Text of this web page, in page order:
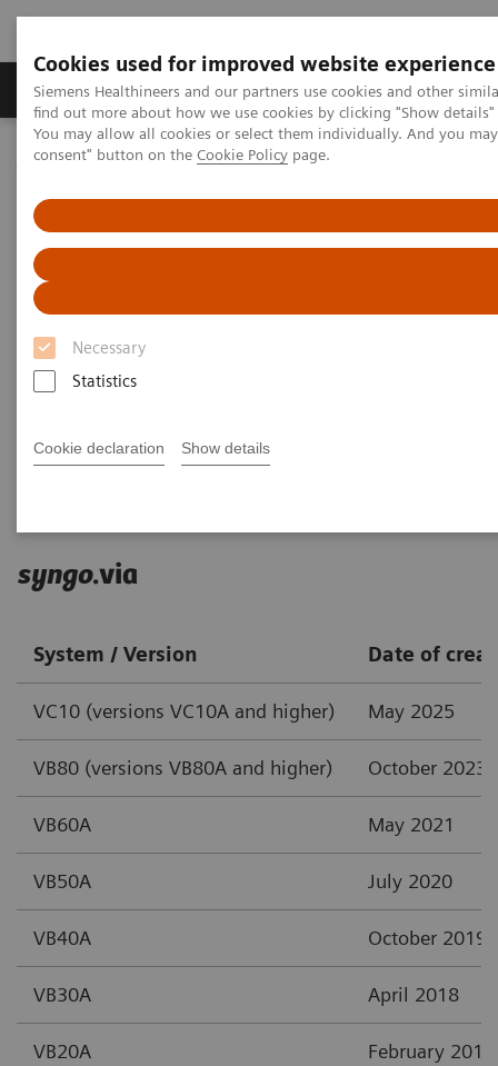
Cookies used for improved website experience
Siemens Healthineers and our partners use cookies and other
find out more about how we use cookies by clicking "Show
You may allow all cookies or select them individually. And you
consent" button on the Cookie Policy page.
Necessary
Statistics
Cookie declaration Show details
Продукція та сервіси Клінічні галузі
Домашня Послуги
IT Standards
IHE - Digital and Automation
IHE -syngo.via
IHE -
syngo.via
System / Version Date of
VC10 (versions VC10A and higher) May 2025
VB80 (versions VB80A and higher) October 2023
VB60A May 2021
VB50A July 2020
VB40A October 2019
VB30A April 2018
VB20A February 2017